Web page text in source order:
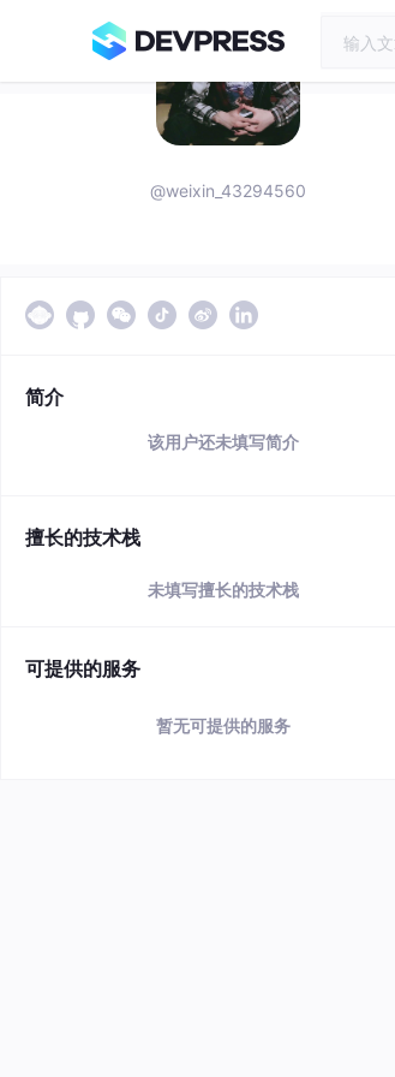
@weixin_43294560
简介
该用户还未填写简介
擅长的技术栈
未填写擅长的技术栈
可提供的服务
暂无可提供的服务